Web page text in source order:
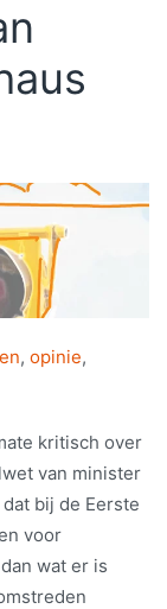
, opinie,
kritisch over
van minister
bij de Eerste
voor
wat er is